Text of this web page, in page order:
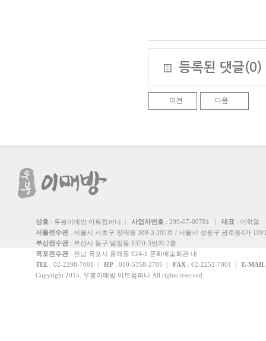
등록된 댓글(0)
이전 다음
상호 : 우봉이매방 아트컴퍼니 | 사업자번호 : 399-07-00781 | 대표 : 이혁열
서울전수관 : 서울시 서초구 양재동 389-3 305호 / 서울시 성동구 금호동4가
부산전수관 : 부산시 동구 범일동 1370-3번지 2층
목포전수관 : 전남 목포시 용해동 924-1 문화예술회관 내
TEL : 02-2298-7001 | HP : 010-5358-2705 | FAX : 02-2252-7001 | E-MAIL
Copyright 2015. 우봉이매방 아트컴퍼니 All rights reserved.